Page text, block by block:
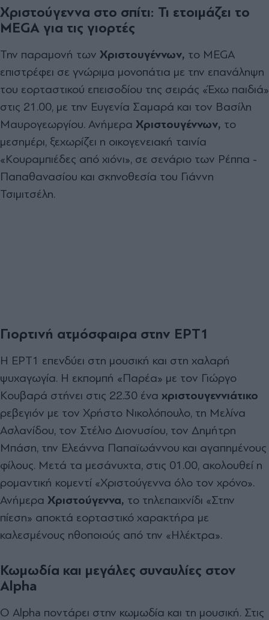
Χριστούγεννα στο σπίτι: Τι ετοιμάζει το
MEGA για τις γιορτές
Την παραμονή των Χριστουγέννων, το MEGA
επιστρέφει σε γνώριμα μονοπάτια με την επανάληψη
του εορταστικού επεισοδίου της σειράς «Έχω παιδιά»
στις 21.00, με την Ευγενία Σαμαρά και τον Βασίλη
Μαυρογεωργίου. Ανήμερα Χριστουγέννων, το
μεσημέρι, ξεχωρίζει η οικογενειακή ταινία
«Κουραμπιέδες από χιόνι», σε σενάριο των Ρέππα -
Παπαθανασίου και σκηνοθεσία του Γιάννη
Τσιμιτσέλη.
Γιορτινή ατμόσφαιρα στην ΕΡΤ1
Η ΕΡΤ1 επενδύει στη μουσική και στη χαλαρή
ψυχαγωγία. Η εκπομπή «Παρέα» με τον Γιώργο
Κουβαρά στήνει στις 22.30 ένα χριστουγεννιάτικο
ρεβεγιόν με τον Χρήστο Νικολόπουλο, τη Μελίνα
Ασλανίδου, τον Στέλιο Διονυσίου, τον Δημήτρη
Μπάση, την Ελεάννα Παπαϊωάννου και αγαπημένους
φίλους. Μετά τα μεσάνυχτα, στις 01.00, ακολουθεί η
ρομαντική κομεντί «Χριστούγεννα όλο τον χρόνο».
Ανήμερα Χριστούγεννα, το τηλεπαιχνίδι «Στην
πίεση» αποκτά εορταστικό χαρακτήρα με
καλεσμένους ηθοποιούς από την «Ηλέκτρα».
Κωμωδία και μεγάλες συναυλίες στον
Alpha
Ο Alpha ποντάρει στην κωμωδία και τη μουσική. Στις